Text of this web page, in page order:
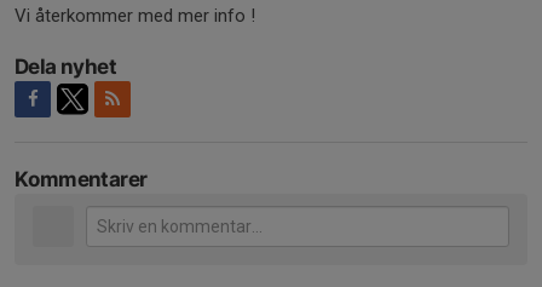
Vi återkommer med mer info !
Dela nyhet
Kommentarer